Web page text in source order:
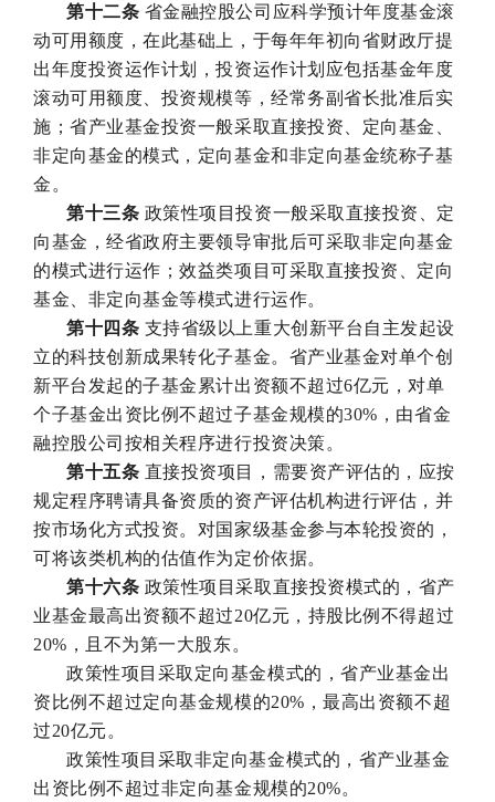
第十二条 省金融控股公司应科学预计年度基金滚
动可用额度，在此基础上，于每年年初向省财政厅提
出年度投资运作计划，投资运作计划应包括基金年度
滚动可用额度、投资规模等，经常务副省长批准后实
施；省产业基金投资一般采取直接投资、定向基金、
非定向基金的模式，定向基金和非定向基金统称子基
金。
第十三条 政策性项目投资一般采取直接投资、定
向基金，经省政府主要领导审批后可采取非定向基金
的模式进行运作；效益类项目可采取直接投资、定向
基金、非定向基金等模式进行运作。
第十四条 支持省级以上重大创新平台自主发起设
立的科技创新成果转化子基金。省产业基金对单个创
新平台发起的子基金累计出资额不超过6亿元，对单
个子基金出资比例不超过子基金规模的30%，由省金
融控股公司按相关程序进行投资决策。
第十五条 直接投资项目，需要资产评估的，应按
规定程序聘请具备资质的资产评估机构进行评估，并
按市场化方式投资。对国家级基金参与本轮投资的，
可将该类机构的估值作为定价依据。
第十六条 政策性项目采取直接投资模式的，省产
业基金最高出资额不超过20亿元，持股比例不得超过
20%，且不为第一大股东。
政策性项目采取定向基金模式的，省产业基金出
资比例不超过定向基金规模的20%，最高出资额不超
过20亿元。
政策性项目采取非定向基金模式的，省产业基金
出资比例不超过非定向基金规模的20%。